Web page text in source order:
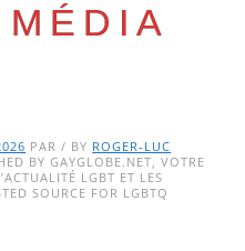
PAR / BY ROGER-LUC
BY GAYGLOBE.NET, VOTRE
LGBT ET LES
SOURCE FOR LGBTQ